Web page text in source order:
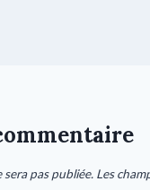
sera pas publiée. Les